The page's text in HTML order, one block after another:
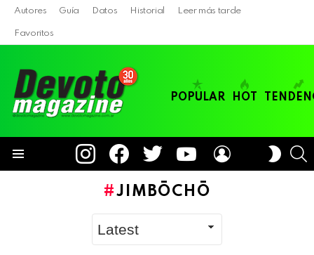
Autores Guía Datos Historial Leer más tarde
Favoritos
POPULAR HOT
instagramfacebooktwitter youtube
SKIN
JIMBŌCHŌ